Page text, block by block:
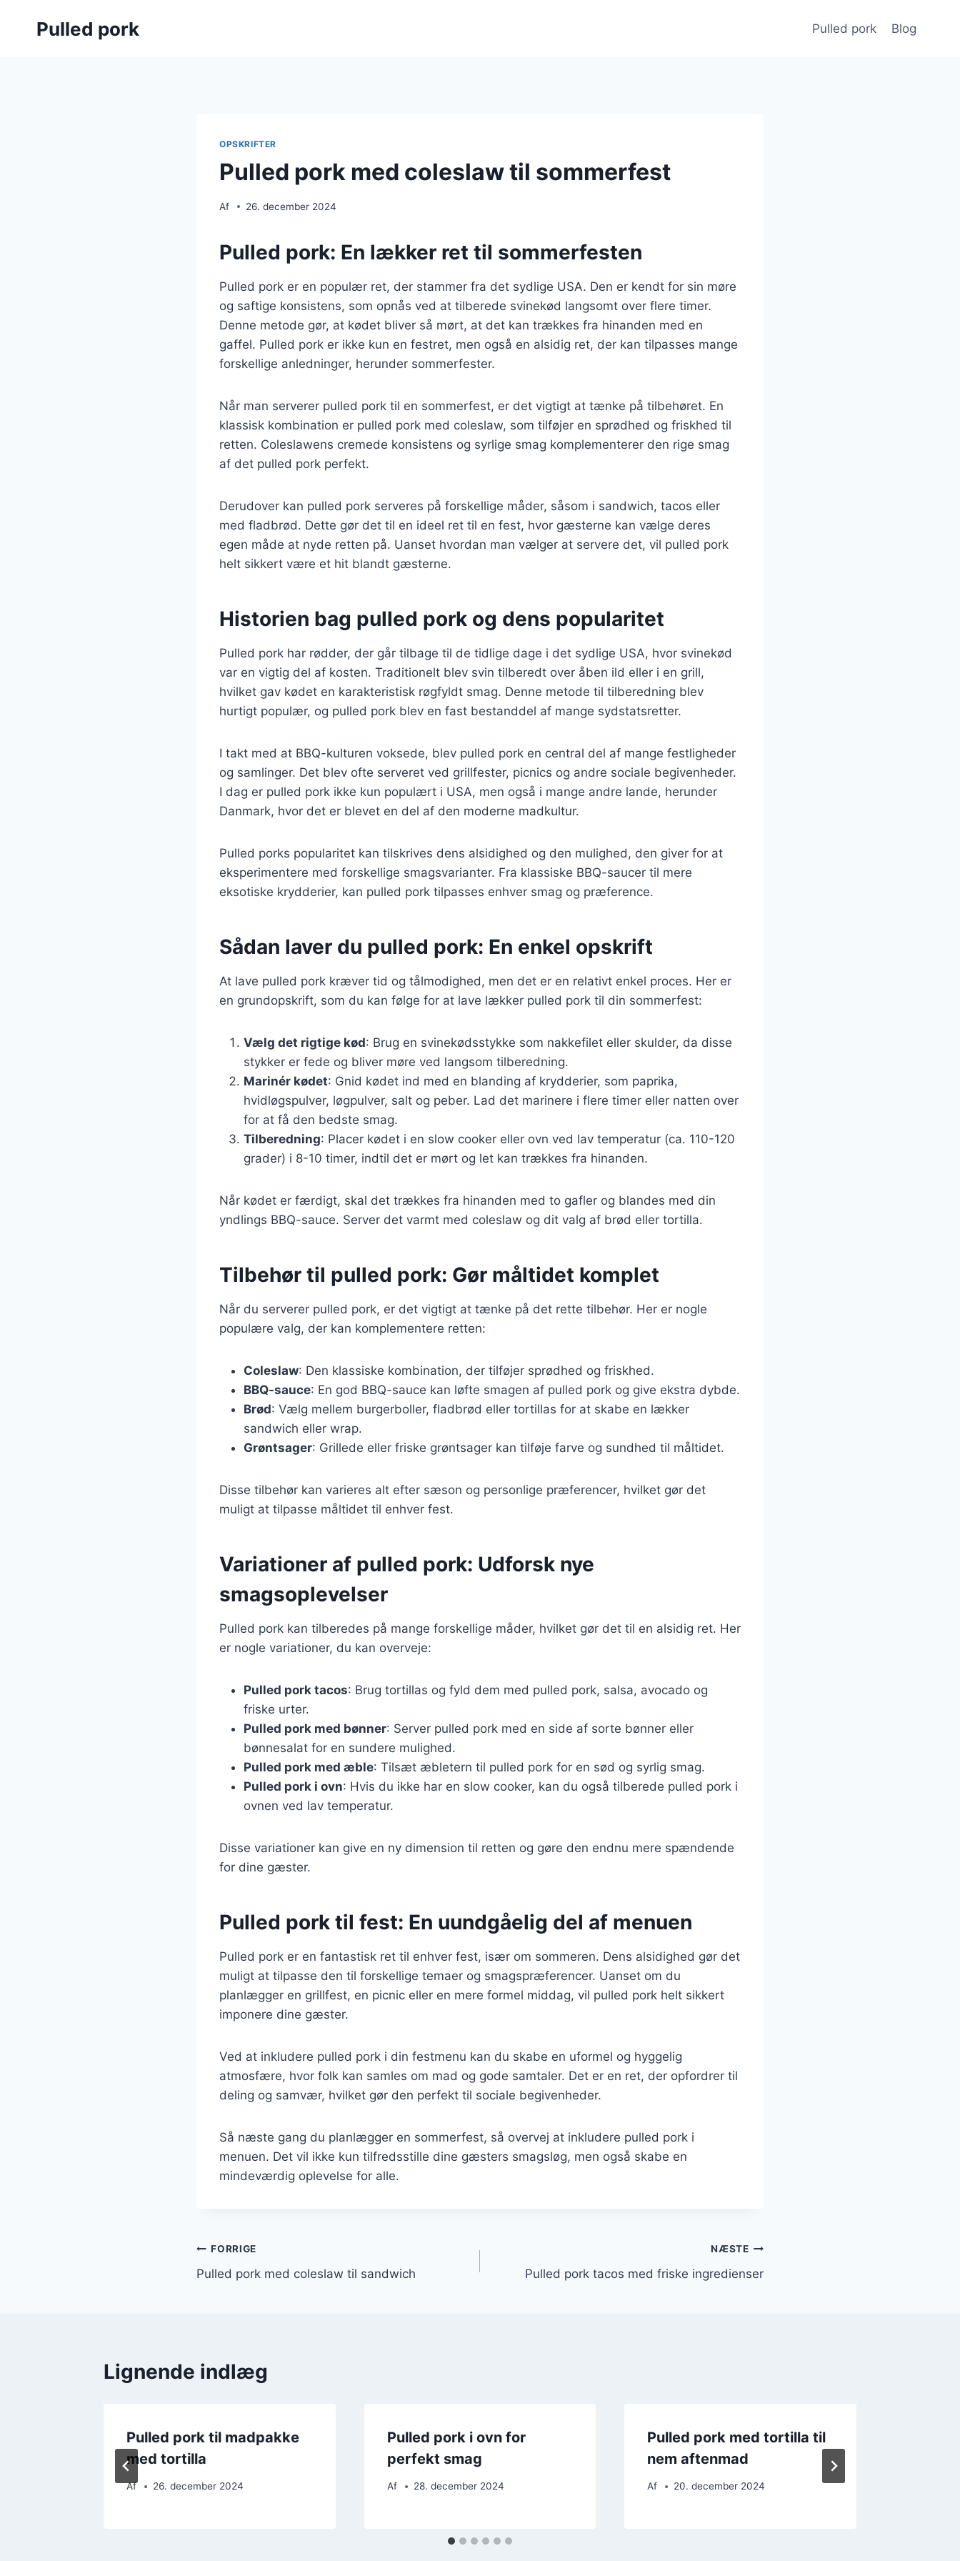
Pulled pork Pulled pork Blog
OPSKRIFTER
Pulled pork med coleslaw til sommerfest
Af 26. december 2024
Pulled pork: En lækker ret til sommerfesten
Pulled pork er en populær ret, der stammer fra det sydlige USA. Den er kendt for sin møre
og saftige konsistens, som opnås ved at tilberede svinekød langsomt over flere timer.
Denne metode gør, at kødet bliver så mørt, at det kan trækkes fra hinanden med en
gaffel. Pulled pork er ikke kun en festret, men også en alsidig ret, der kan tilpasses mange
forskellige anledninger, herunder sommerfester.
Når man serverer pulled pork til en sommerfest, er det vigtigt at tænke på tilbehøret. En
klassisk kombination er pulled pork med coleslaw, som tilføjer en sprødhed og friskhed til
retten. Coleslawens cremede konsistens og syrlige smag komplementerer den rige smag
af det pulled pork perfekt.
Derudover kan pulled pork serveres på forskellige måder, såsom i sandwich, tacos eller
med fladbrød. Dette gør det til en ideel ret til en fest, hvor gæsterne kan vælge deres
egen måde at nyde retten på. Uanset hvordan man vælger at servere det, vil pulled pork
helt sikkert være et hit blandt gæsterne.
Historien bag pulled pork og dens popularitet
Pulled pork har rødder, der går tilbage til de tidlige dage i det sydlige USA, hvor svinekød
var en vigtig del af kosten. Traditionelt blev svin tilberedt over åben ild eller i en grill,
hvilket gav kødet en karakteristisk røgfyldt smag. Denne metode til tilberedning blev
hurtigt populær, og pulled pork blev en fast bestanddel af mange sydstatsretter.
I takt med at BBQ-kulturen voksede, blev pulled pork en central del af mange festligheder
og samlinger. Det blev ofte serveret ved grillfester, picnics og andre sociale begivenheder.
I dag er pulled pork ikke kun populært i USA, men også i mange andre lande, herunder
Danmark, hvor det er blevet en del af den moderne madkultur.
Pulled porks popularitet kan tilskrives dens alsidighed og den mulighed, den giver for at
eksperimentere med forskellige smagsvarianter. Fra klassiske BBQ-saucer til mere
eksotiske krydderier, kan pulled pork tilpasses enhver smag og præference.
Sådan laver du pulled pork: En enkel opskrift
At lave pulled pork kræver tid og tålmodighed, men det er en relativt enkel proces. Her er
en grundopskrift, som du kan følge for at lave lækker pulled pork til din sommerfest:
Vælg det rigtige kød: Brug en svinekødsstykke som nakkefilet eller skulder, da disse
stykker er fede og bliver møre ved langsom tilberedning.
Marinér kødet: Gnid kødet ind med en blanding af krydderier, som paprika,
hvidløgspulver, løgpulver, salt og peber. Lad det marinere i flere timer eller natten over
for at få den bedste smag.
Tilberedning: Placer kødet i en slow cooker eller ovn ved lav temperatur (ca. 110-120
grader) i 8-10 timer, indtil det er mørt og let kan trækkes fra hinanden.
Når kødet er færdigt, skal det trækkes fra hinanden med to gafler og blandes med din
yndlings BBQ-sauce. Server det varmt med coleslaw og dit valg af brød eller tortilla.
Tilbehør til pulled pork: Gør måltidet komplet
Når du serverer pulled pork, er det vigtigt at tænke på det rette tilbehør. Her er nogle
populære valg, der kan komplementere retten:
Coleslaw: Den klassiske kombination, der tilføjer sprødhed og friskhed.
BBQ-sauce: En god BBQ-sauce kan løfte smagen af pulled pork og give ekstra dybde.
Brød: Vælg mellem burgerboller, fladbrød eller tortillas for at skabe en lækker
sandwich eller wrap.
Grøntsager: Grillede eller friske grøntsager kan tilføje farve og sundhed til måltidet.
Disse tilbehør kan varieres alt efter sæson og personlige præferencer, hvilket gør det
muligt at tilpasse måltidet til enhver fest.
Variationer af pulled pork: Udforsk nye
smagsoplevelser
Pulled pork kan tilberedes på mange forskellige måder, hvilket gør det til en alsidig ret. Her
er nogle variationer, du kan overveje:
Pulled pork tacos: Brug tortillas og fyld dem med pulled pork, salsa, avocado og
friske urter.
Pulled pork med bønner: Server pulled pork med en side af sorte bønner eller
bønnesalat for en sundere mulighed.
Pulled pork med æble: Tilsæt æbletern til pulled pork for en sød og syrlig smag.
Pulled pork i ovn: Hvis du ikke har en slow cooker, kan du også tilberede pulled pork i
ovnen ved lav temperatur.
Disse variationer kan give en ny dimension til retten og gøre den endnu mere spændende
for dine gæster.
Pulled pork til fest: En uundgåelig del af menuen
Pulled pork er en fantastisk ret til enhver fest, især om sommeren. Dens alsidighed gør det
muligt at tilpasse den til forskellige temaer og smagspræferencer. Uanset om du
planlægger en grillfest, en picnic eller en mere formel middag, vil pulled pork helt sikkert
imponere dine gæster.
Ved at inkludere pulled pork i din festmenu kan du skabe en uformel og hyggelig
atmosfære, hvor folk kan samles om mad og gode samtaler. Det er en ret, der opfordrer til
deling og samvær, hvilket gør den perfekt til sociale begivenheder.
Så næste gang du planlægger en sommerfest, så overvej at inkludere pulled pork i
menuen. Det vil ikke kun tilfredsstille dine gæsters smagsløg, men også skabe en
mindeværdig oplevelse for alle.
Indlægsnavigation
FORRIGE
Pulled pork med coleslaw til sandwich
NÆSTE
Pulled pork tacos med friske ingredienser
Lignende indlæg
Pulled pork til madpakke
med tortilla
Af 26. december 2024
Pulled pork i ovn for
perfekt smag
Af 28. december 2024
Pulled pork med tortilla til
nem aftenmad
Af 20. december 2024